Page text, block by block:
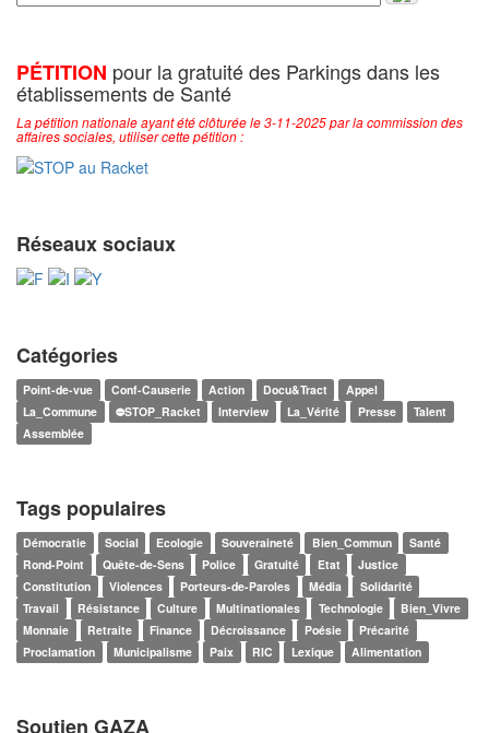
PÉTITION pour la gratuité des Parkings dans les
établissements de Santé
La pétition nationale ayant été clôturée le 3-11-2025 par la commission des
affaires sociales, utiliser cette pétition :
Réseaux sociaux
Catégories
Point-de-vue Conf-Causerie Action Docu&Tract
Appel
La_Commune
⛔STOP_Racket Interview La_Vérité Presse
Talent
Assemblée
Tags populaires
Démocratie Social Ecologie Souveraineté Bien_Commun
Santé
Rond-Point
Quête-de-Sens Police Gratuité Etat
Justice
Constitution
Violences Porteurs-de-Paroles Média
Solidarité
Travail
Résistance Culture Multinationales Technologie
Bien_Vivre
Monnaie
Retraite Finance Décroissance Poésie
Précarité
Proclamation
Municipalisme Paix RIC Lexique Alimentation
Soutien GAZA